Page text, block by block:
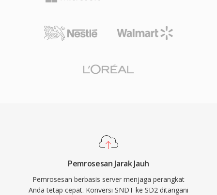
Pemrosesan Jarak Jauh
Pemrosesan berbasis server menjaga perangkat
Anda tetap cepat. Konversi SNDT ke SD2 ditangani